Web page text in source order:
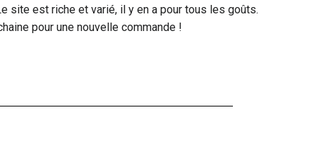
site est riche et varié, il y en a pour tous les goûts.
pour une nouvelle commande !